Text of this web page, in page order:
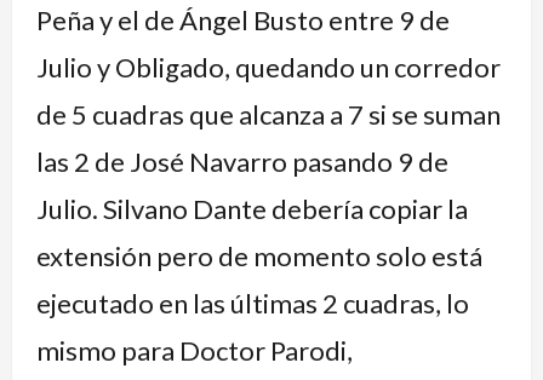
Peña y el de Ángel Busto entre 9 de
Julio y Obligado, quedando un corredor
de 5 cuadras que alcanza a 7 si se suman
las 2 de José Navarro pasando 9 de
Julio. Silvano Dante debería copiar la
extensión pero de momento solo está
ejecutado en las últimas 2 cuadras, lo
mismo para Doctor Parodi,